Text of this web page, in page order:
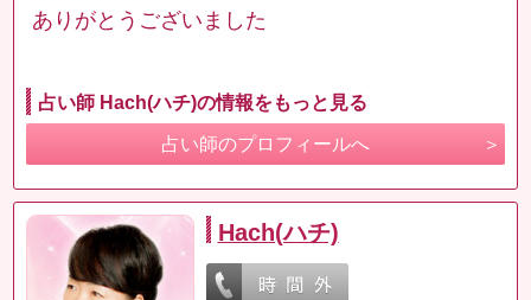
ありがとうございました
占い師 Hach(ハチ)の情報をもっと見る
占い師のプロフィールへ
Hach(ハチ)